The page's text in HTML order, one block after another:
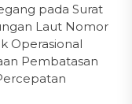
pada Surat
Laut Nomor
Operasional
Pembatasan